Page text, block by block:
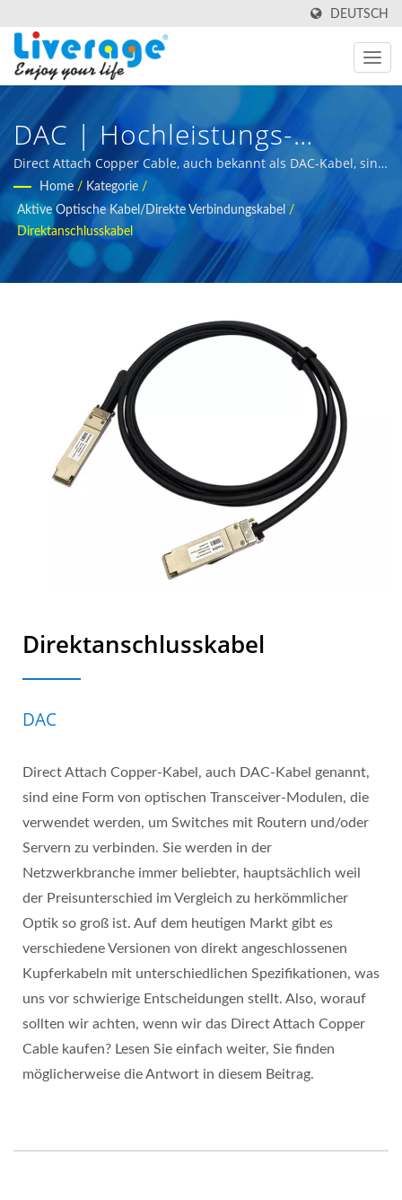
DEUTSCH
DAC | Hochleistungs-
Glasfaser-Transceiver Für
5G-Netzwerke
Direct Attach Copper Cable, auch bekannt als DAC-Kabel, sind
eine Form von optischen Transceiver-Modulen, die verwendet
werden, um Switches mit Routern und/oder Servern zu
verbinden. | Glasfaser-Messgeräte für internationale Käufer
Home / Kategorie /
Aktive Optische Kabel/Direkte Verbindungskabel /
Direktanschlusskabel
Direktanschlusskabel
DAC
Direct Attach Copper-Kabel, auch DAC-Kabel genannt,
sind eine Form von optischen Transceiver-Modulen, die
verwendet werden, um Switches mit Routern und/oder
Servern zu verbinden. Sie werden in der
Netzwerkbranche immer beliebter, hauptsächlich weil
der Preisunterschied im Vergleich zu herkömmlicher
Optik so groß ist. Auf dem heutigen Markt gibt es
verschiedene Versionen von direkt angeschlossenen
Kupferkabeln mit unterschiedlichen Spezifikationen, was
uns vor schwierige Entscheidungen stellt. Also, worauf
sollten wir achten, wenn wir das Direct Attach Copper
Cable kaufen? Lesen Sie einfach weiter, Sie finden
möglicherweise die Antwort in diesem Beitrag.